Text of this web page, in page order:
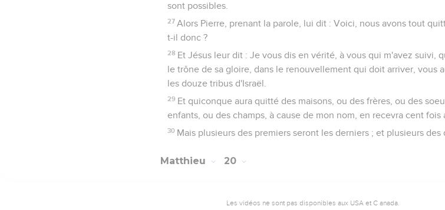
sont possibles.
27 Alors Pierre, prenant la parole, lui dit : Voici, nous avons tout
t-il donc ?
28 Et Jésus leur dit : Je vous dis en vérité, à vous qui m'avez suivi,
le trône de sa gloire, dans le renouvellement qui doit arriver, vous
les douze tribus d'Israël.
29 Et quiconque aura quitté des maisons, ou des frères, ou des
enfants, ou des champs, à cause de mon nom, en recevra cent
30 Mais plusieurs des premiers seront les derniers ; et plusieurs des
Matthieu 20
Les vidéos ne sont pas disponibles aux USA et C anada.